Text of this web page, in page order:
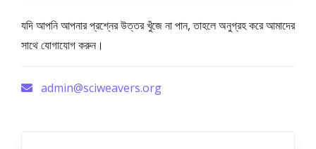
যদি আপনি আপনার প্রশ্নের উত্তর খুঁজে না পান, তাহলে অনুগ্রহ করে আমাদের
সাথে যোগাযোগ করুন।
admin@sciweavers.org